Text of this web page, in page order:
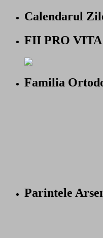
Calendarul
FII PRO VITA
Familia
Parintele